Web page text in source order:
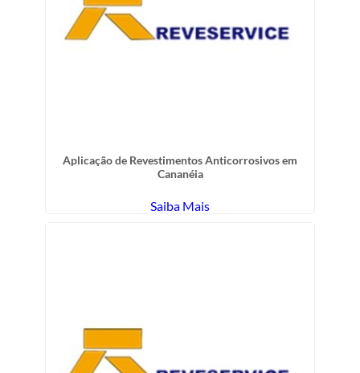
Aplicação de Revestimentos Anticorrosivos em
Cananéia
Saiba Mais